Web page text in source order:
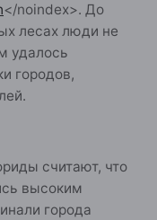
</noindex>. До
лесах люди не
удалось
городов,
считают, что
высоким
города